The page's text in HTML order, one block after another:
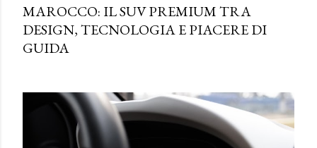
MAROCCO: IL SUV PREMIUM TRA
DESIGN, TECNOLOGIA E PIACERE DI
GUIDA